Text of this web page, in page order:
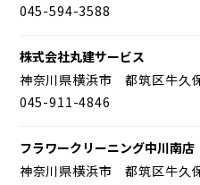
045-594-3588
株式会社丸建サービス
神奈川県横浜市 都筑区牛久
045-911-4846
フラワークリーニング中川南店
神奈川県横浜市 都筑区牛久